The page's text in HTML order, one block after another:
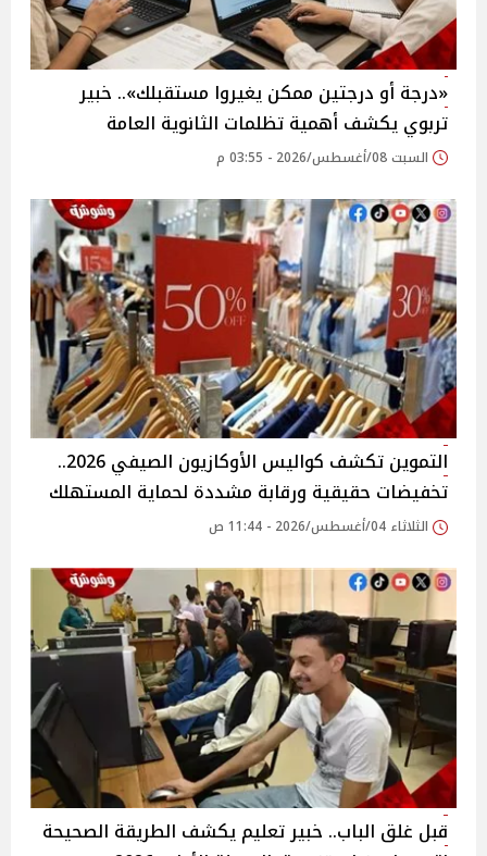
«درجة أو درجتين ممكن يغيروا مستقبلك».. خبير
تربوي يكشف أهمية تظلمات الثانوية العامة
السبت 08/أغسطس/2026 - 03:55 م
التموين تكشف كواليس الأوكازيون الصيفي 2026..
تخفيضات حقيقية ورقابة مشددة لحماية المستهلك
الثلاثاء 04/أغسطس/2026 - 11:44 ص
قبل غلق الباب.. خبير تعليم يكشف الطريقة الصحيحة